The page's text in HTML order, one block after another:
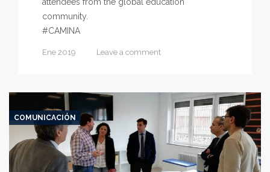
attendees from the global education
community.
#CAMINA
Ene 2019 Leave a comment
COMUNICACIÓN